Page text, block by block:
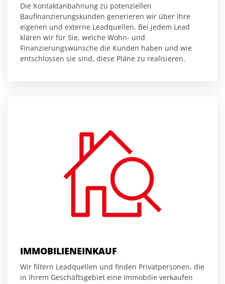
Die Kontaktanbahnung zu potenziellen
Baufinanzierungskunden generieren wir über Ihre
eigenen und externe Leadquellen. Bei jedem Lead
klären wir für Sie, welche Wohn- und
Finanzierungswünsche die Kunden haben und wie
entschlossen sie sind, diese Pläne zu realisieren.
IMMOBILIENEINKAUF
Wir filtern Leadquellen und finden Privatpersonen, die
in Ihrem Geschäftsgebiet eine Immobilie verkaufen